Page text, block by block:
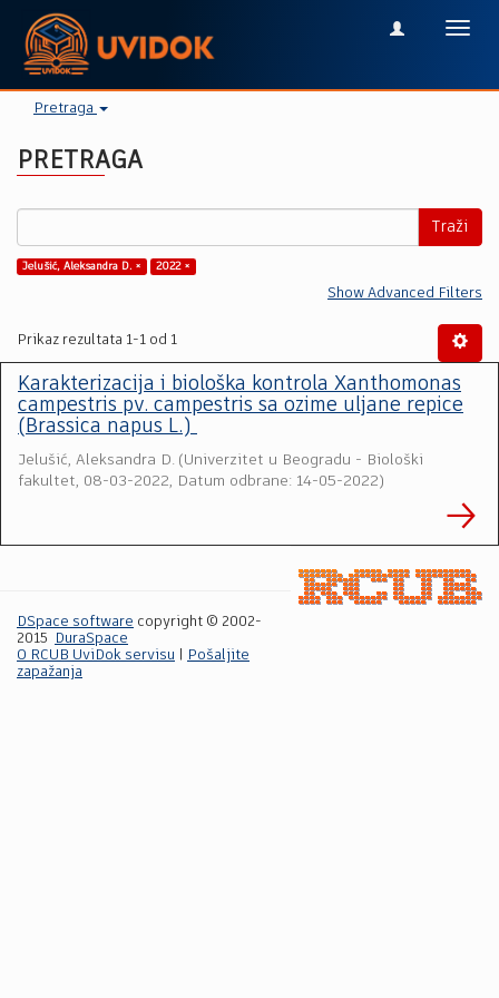
Pretraga
PRETRAGA
Traži
Jelušić, Aleksandra D. × 2022 ×
Show Advanced Filters
Prikaz rezultata 1-1 od 1
Karakterizacija i biološka kontrola Xanthomonas
campestris pv. campestris sa ozime uljane repice
(Brassica napus L.)
Jelušić, Aleksandra D. (Univerzitet u Beogradu - Biološki
fakultet, 08-03-2022, Datum odbrane: 14-05-2022)
DSpace software copyright © 2002-
2015
DuraSpace
O RCUB UviDok servisu
Pošaljite
zapažanja